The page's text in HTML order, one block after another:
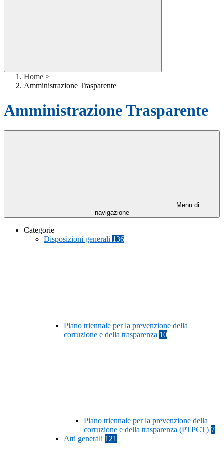
Home >
Amministrazione Trasparente
Amministrazione Trasparente
Menu di
navigazione
Categorie
Disposizioni generali 136
Piano triennale per la prevenzione della
corruzione e della trasparenza 10
Piano triennale per la prevenzione della
corruzione e della trasparenza (PTPCT) 7
Atti generali 121